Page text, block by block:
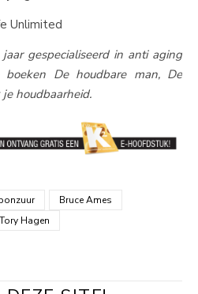
Unlimited
gespecialiseerd in anti aging
De houdbare man, De
houdbaarheid.
Bruce Ames
Tory Hagen